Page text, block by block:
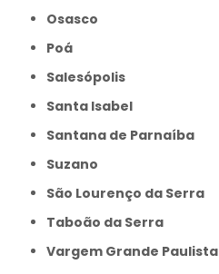
Osasco
Poá
Salesópolis
Santa Isabel
Santana de Parnaíba
Suzano
São Lourenço da Serra
Taboão da Serra
Vargem Grande Paulista